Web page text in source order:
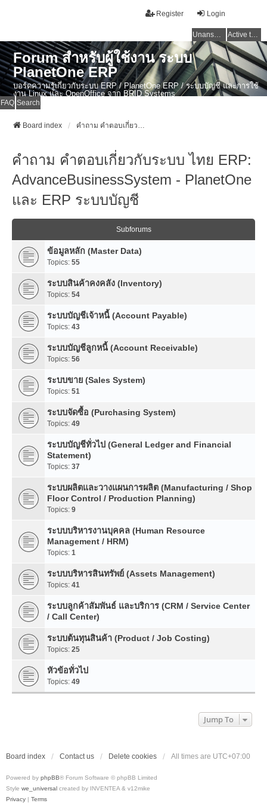
Login
Register
Unanswered topics Active topics
Forum สำหรับผู้ใช้งาน ระบบ
PlanetOne ERP
บอร์ดความรู้เกี่ยวกับระบบ ERP / PlanetOne ERP / ระบบบัญชี และการใช้
งาน Linux และ OpenOffice จาก BRID Systems
FAQ Search
Board index คำถาม คำตอบเกี่ยวกับระบบ ไทย ERP: AdvanceBusinessSystem - PlanetOne และ ERP ระบบบัญชี
คำถาม คำตอบเกี่ยวกับระบบ ไทย ERP:
AdvanceBusinessSystem - PlanetOne
และ ERP ระบบบัญชี
Subforums
ข้อมูลหลัก (Master Data)
Topics: 55
ระบบสินค้าคงคลัง (Inventory)
Topics: 54
ระบบบัญชีเจ้าหนี้ (Account Payable)
Topics: 43
ระบบบัญชีลูกหนี้ (Account Receivable)
Topics: 56
ระบบขาย (Sales System)
Topics: 51
ระบบจัดซื้อ (Purchasing System)
Topics: 49
ระบบบัญชีทั่วไป (General Ledger and Financial
Statement)
Topics: 37
ระบบผลิตและวางแผนการผลิต (Manufacturing / Shop
Floor Control / Production Planning)
Topics: 9
ระบบบริหารงานบุคคล (Human Resource
Management / HRM)
Topics: 1
ระบบบริหารสินทรัพย์ (Assets Management)
Topics: 41
ระบบลูกค้าสัมพันธ์ และบริการ (CRM / Service Center
/ Call Center)
ระบบต้นทุนสินค้า (Product / Job Costing)
Topics: 25
หัวข้อทั่วไป
Topics: 49
Jump To
Board index Contact us Delete cookies All times are UTC+07:00
Powered by phpBB® Forum Software © phpBB Limited
Style we_universal created by INVENTEA & v12mike
Privacy | Terms